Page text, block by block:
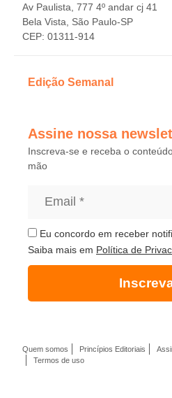
Av Paulista, 777 4º andar cj 41
Bela Vista, São Paulo-SP
CEP: 01311-914
Edição Semanal
Assine nossa
Inscreva-se e receba o
mão
Eu concordo em receber
Saiba mais em Política de
Quem somos Princípios Editoriais
Termos de uso